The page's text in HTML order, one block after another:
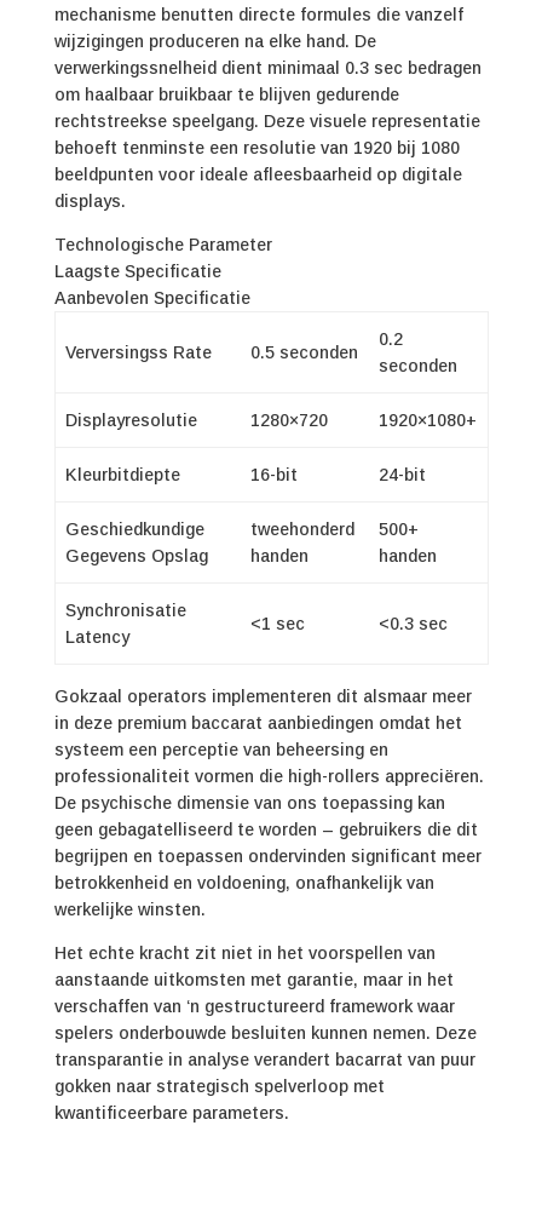
mechanisme benutten directe formules die vanzelf
wijzigingen produceren na elke hand. De
verwerkingssnelheid dient minimaal 0.3 sec bedragen
om haalbaar bruikbaar te blijven gedurende
rechtstreekse speelgang. Deze visuele representatie
behoeft tenminste een resolutie van 1920 bij 1080
beeldpunten voor ideale afleesbaarheid op digitale
displays.
Technologische Parameter
Laagste Specificatie
Aanbevolen Specificatie
Verversingss Rate 0.5 seconden
0.2
seconden
Displayresolutie 1280×720 1920×1080+
Kleurbitdiepte 16-bit 24-bit
Geschiedkundige
Gegevens Opslag
tweehonderd
handen
500+
handen
Synchronisatie
Latency
<1 sec <0.3 sec
Gokzaal operators implementeren dit alsmaar meer
in deze premium baccarat aanbiedingen omdat het
systeem een perceptie van beheersing en
professionaliteit vormen die high-rollers appreciëren.
De psychische dimensie van ons toepassing kan
geen gebagatelliseerd te worden – gebruikers die dit
begrijpen en toepassen ondervinden significant meer
betrokkenheid en voldoening, onafhankelijk van
werkelijke winsten.
Het echte kracht zit niet in het voorspellen van
aanstaande uitkomsten met garantie, maar in het
verschaffen van ‘n gestructureerd framework waar
spelers onderbouwde besluiten kunnen nemen. Deze
transparantie in analyse verandert bacarrat van puur
gokken naar strategisch spelverloop met
kwantificeerbare parameters.